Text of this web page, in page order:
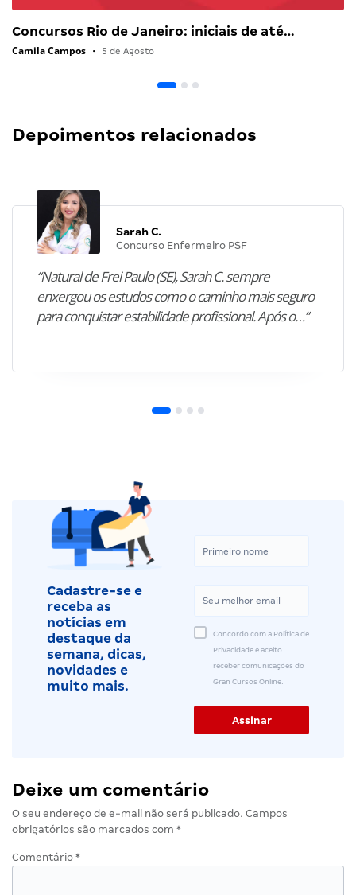
Concursos Rio de Janeiro: iniciais de até…
Camila Campos • 5 de Agosto
Depoimentos relacionados
Sarah C.
Concurso Enfermeiro PSF
“Natural de Frei Paulo (SE), Sarah C. sempre
enxergou os estudos como o caminho mais seguro
para conquistar estabilidade profissional. Após o…”
Cadastre-se e
receba as
notícias em
destaque da
semana, dicas,
novidades e
muito mais.
Concordo com a Política de
Privacidade e aceito
receber comunicações do
Gran Cursos Online.
Deixe um comentário
O seu endereço de e-mail não será publicado. Campos
obrigatórios são marcados com *
Comentário *